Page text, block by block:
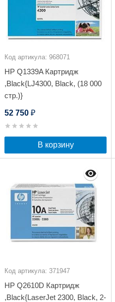
Код артикула: 968071
HP Q1339A Картридж
,Black{LJ4300, Black, (18 000
стр.)}
52 750 ₽
В корзину
Код артикула: 371947
HP Q2610D Картридж
,Black{LaserJet 2300, Black, 2-